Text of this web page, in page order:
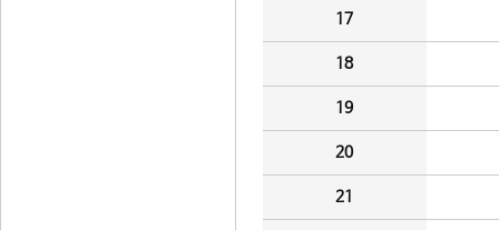
17
18
19
20
21